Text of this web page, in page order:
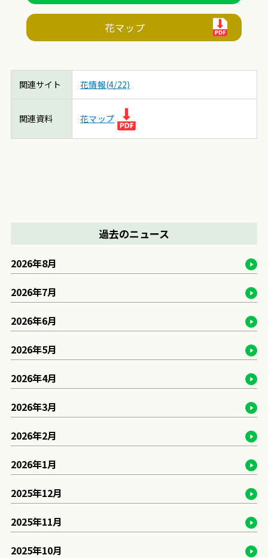
花マップ
関連サイト 花情報(4/22)
関連資料 花マップ
過去のニュース
2026年8月
2026年7月
2026年6月
2026年5月
2026年4月
2026年3月
2026年2月
2026年1月
2025年12月
2025年11月
2025年10月